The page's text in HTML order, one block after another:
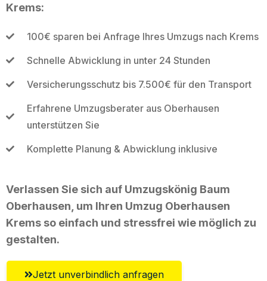
Krems:
100€ sparen bei Anfrage Ihres Umzugs nach Krems
Schnelle Abwicklung in unter 24 Stunden
Versicherungsschutz bis 7.500€ für den Transport
Erfahrene Umzugsberater aus Oberhausen
unterstützen Sie
Komplette Planung & Abwicklung inklusive
Verlassen Sie sich auf Umzugskönig Baum
Oberhausen, um Ihren Umzug Oberhausen
Krems so einfach und stressfrei wie möglich zu
gestalten.
Jetzt unverbindlich anfragen